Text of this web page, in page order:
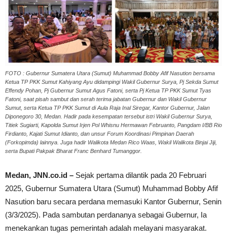
FOTO : Gubernur Sumatera Utara (Sumut) Muhammad Bobby Afif Nasution bersama
Ketua TP PKK Sumut Kahiyang Ayu didampingi Wakil Gubernur Surya, Pj Sekda Sumut
Effendy Pohan, Pj Gubernur Sumut Agus Fatoni, serta Pj Ketua TP PKK Sumut Tyas
Fatoni, saat pisah sambut dan serah terima jabatan Gubernur dan Wakil Gubernur
Sumut, serta Ketua TP PKK Sumut di Aula Raja Inal Siregar, Kantor Gubernur, Jalan
Diponegoro 30, Medan. Hadir pada kesempatan tersebut istri Wakil Gubernur Surya,
Titiek Sugiarti, Kapolda Sumut Irjen Pol Whisnu Hermawan Februanto, Pangdam I/BB Rio
Firdianto, Kajati Sumut Idianto, dan unsur Forum Koordinasi Pimpinan Daerah
(Forkopimda) lainnya. Juga hadir Walikota Medan Rico Waas, Wakil Walikota Binjai Jiji,
serta Bupati Pakpak Bharat Franc Benhard Tumanggor.
Medan, JNN.co.id – Sejak pertama dilantik pada 20 Februari
2025, Gubernur Sumatera Utara (Sumut) Muhammad Bobby Afif
Nasution baru secara perdana memasuki Kantor Gubernur, Senin
(3/3/2025). Pada sambutan perdananya sebagai Gubernur, Ia
menekankan tugas pemerintah adalah melayani masyarakat.